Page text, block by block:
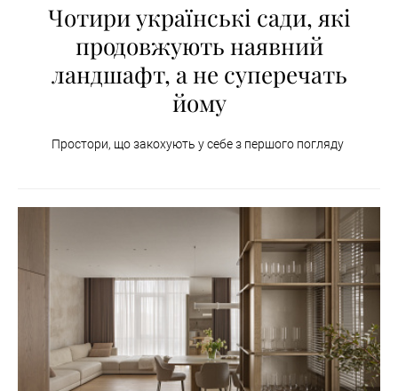
Чотири українські сади, які
продовжують наявний
ландшафт, а не суперечать
йому
Простори, що закохують у себе з першого погляду